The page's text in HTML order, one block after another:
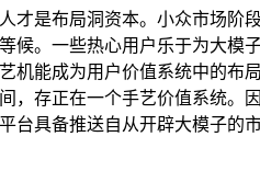
布局洞资本。小众市场阶
。一些热心用户乐于为大模
能成为用户价值系统中的布
存正在一个手艺价值系统
具备推送自从开辟大模子的